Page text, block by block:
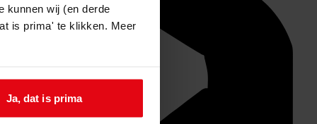
kunnen wij (en derde
is prima' te klikken. Meer
Ja, dat is prima